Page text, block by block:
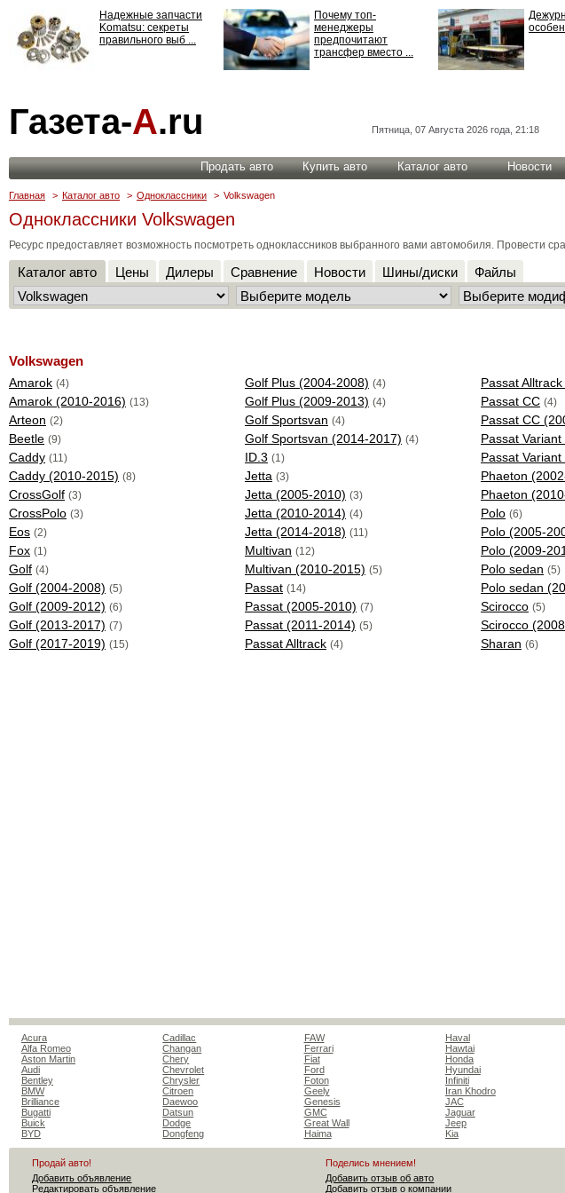
Надежные запчасти
Komatsu: секреты
правильного выб ...
Почему топ-
менеджеры
предпочитают
трансфер вместо ...
ответственности: все,
что нужно знать ...
Газета-А.ru Пятница, 07 Августа 2026 года, 21:18
Продать авто Купить авто Каталог авто Новости
Главная > Каталог авто > Одноклассники > Volkswagen
Одноклассники Volkswagen
Ресурс предоставляет возможность посмотреть одноклассников выбранного вами автомобиля. Провести
Каталог авто Цены Дилеры Сравнение Новости Шины/диски Файлы
Volkswagen
Amarok (4)
Amarok (2010-2016) (13)
Arteon (2)
Beetle (9)
Caddy (11)
Caddy (2010-2015) (8)
CrossGolf (3)
CrossPolo (3)
Eos (2)
Fox (1)
Golf (4)
Golf (2004-2008) (5)
Golf (2009-2012) (6)
Golf (2013-2017) (7)
Golf (2017-2019) (15)
Golf Plus (2004-2008) (4)
Golf Plus (2009-2013) (4)
Golf Sportsvan (4)
Golf Sportsvan (2014-2017) (4)
ID.3 (1)
Jetta (3)
Jetta (2005-2010) (3)
Jetta (2010-2014) (4)
Jetta (2014-2018) (11)
Multivan (12)
Multivan (2010-2015) (5)
Passat (14)
Passat (2005-2010) (7)
Passat (2011-2014) (5)
Passat Alltrack (4)
Passat
Passat CC (4)
Passat CC
Passat
Passat
Phaeton
Phaeton
Polo (6)
Polo (2005-
Polo (2009-
Polo sedan (5)
Polo sedan
Scirocco (5)
Scirocco
Sharan (6)
Acura
Alfa Romeo
Aston Martin
Audi
Bentley
BMW
Brilliance
Bugatti
Buick
BYD
Cadillac
Changan
Chery
Chevrolet
Chrysler
Citroen
Daewoo
Datsun
Dodge
Dongfeng
FAW
Ferrari
Fiat
Ford
Foton
Geely
Genesis
GMC
Great Wall
Haima
Haval
Hawtai
Honda
Hyundai
Infiniti
Iran Khodro
JAC
Jaguar
Jeep
Kia
Продай авто!
Добавить объявление
Редактировать объявление
Поделись мнением!
Добавить отзыв об авто
Добавить отзыв о компании